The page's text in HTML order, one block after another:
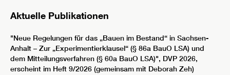
Aktuelle Publikationen
"Neue Regelungen für das „Bauen im Bestand“ in Sachsen-
Anhalt – Zur „Experimentierklausel“ (§ 86a BauO LSA) und
dem Mitteilungsverfahren (§ 60a BauO LSA)", DVP 2026,
erscheint im Heft 9/2026 (gemeinsam mit Deborah Zeh)